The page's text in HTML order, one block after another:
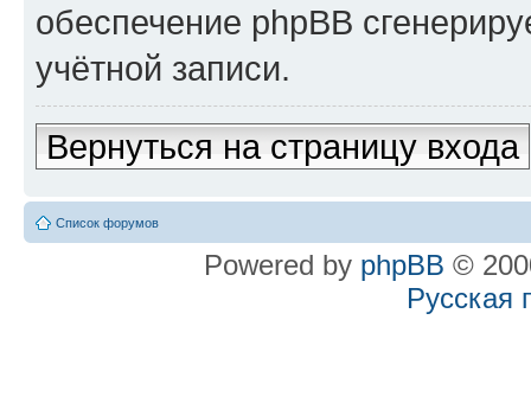
обеспечение phpBB
учётной записи.
Вернуться на страницу входа
Список форумов
Powered by phpBB ©
Русская